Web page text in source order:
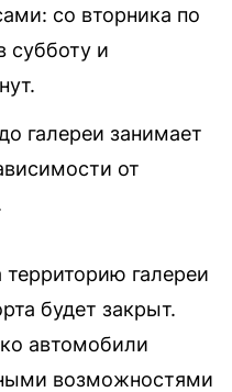
со вторника по
субботу и
галереи занимает
от
галереи
будет закрыт.
автомобили
возможностями